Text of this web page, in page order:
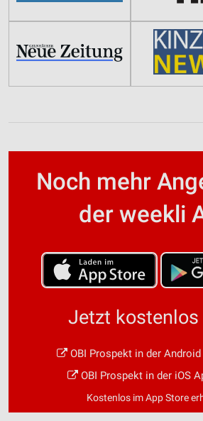
Noch mehr
der weekli
Jetzt kostenlos
OBI Prospekt in der
OBI Prospekt in der iOS
Kostenlos im App Store